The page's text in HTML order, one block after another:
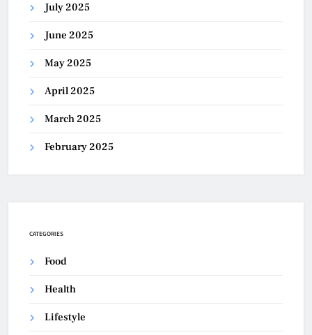
July 2025
June 2025
May 2025
April 2025
March 2025
February 2025
CATEGORIES
Food
Health
Lifestyle